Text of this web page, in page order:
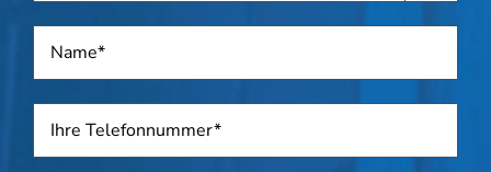
Name *
Telefon *